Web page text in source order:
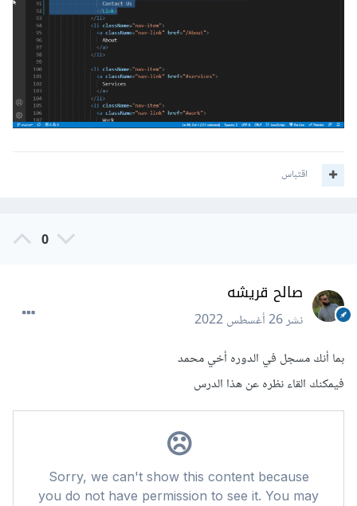
</div>
اقتباس
0
صالح قريشه
نشر26 أغسطس 2022
بما أنك مسجل في الدوره أخي محمد
فيمكنك القاء نظره عن هذا الدرس